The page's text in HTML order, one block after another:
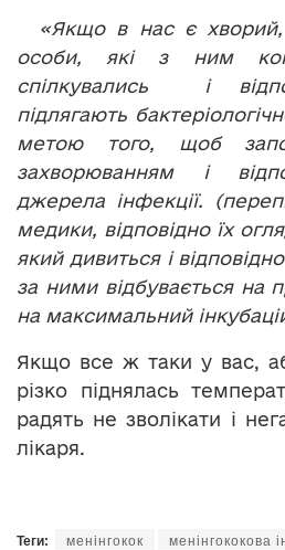
«Якщо в нас є
особи, які з ним
спілкувались і
підлягають
метою того, щоб
захворюванням і
джерела інфекції.
медики, відповідно їх
який дивиться і
за ними відбувається на
на максимальний
Якщо все ж таки у вас,
різко піднялась
радять не зволікати і
лікаря.
Теги: менінгокок менінгококова